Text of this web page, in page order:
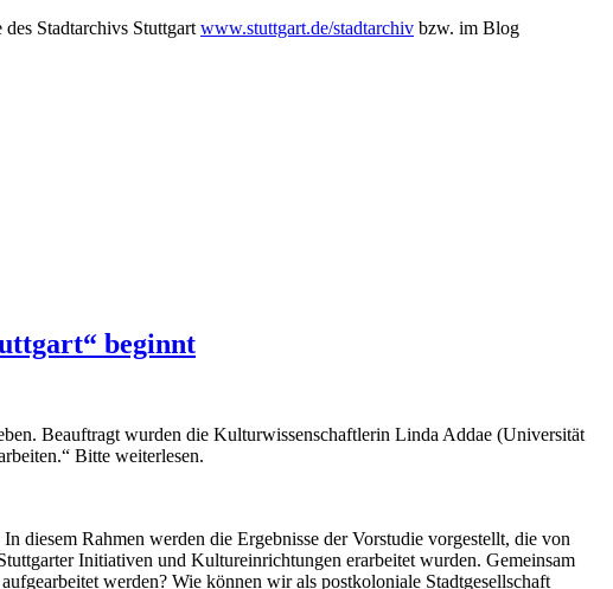
Stadtarchivs Stuttgart www.stuttgart.de/stadtarchiv bzw. im Blog
beginnt
Beauftragt wurden die Kulturwissenschaftlerin Linda Addae (Universität
Bitte weiterlesen.
diesem Rahmen werden die Ergebnisse der Vorstudie vorgestellt, die von
Initiativen und Kultureinrichtungen erarbeitet wurden. Gemeinsam
werden? Wie können wir als postkoloniale Stadtgesellschaft